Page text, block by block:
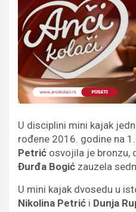
U disciplini mini kajak
rođene 2016. godine na
Petrić osvojila je bronzu,
Đurđa Bogić zauzela
U mini kajak dvosedu u
Nikolina Petrić i Dunja